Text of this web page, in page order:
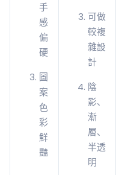
手
感
偏
硬
圖
案
色
彩
鮮
豔
可做
較複
雜設
計
陰
影、
漸
層、
半透
明